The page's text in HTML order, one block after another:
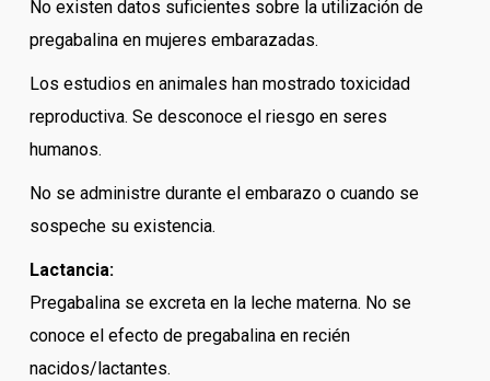
No existen datos suficientes sobre la utilización de
pregabalina en mujeres embarazadas.
Los estudios en animales han mostrado toxicidad
reproductiva. Se desconoce el riesgo en seres
humanos.
No se administre durante el embarazo o cuando se
sospeche su existencia.
Lactancia:
Pregabalina se excreta en la leche materna. No se
conoce el efecto de pregabalina en recién
nacidos/lactantes.